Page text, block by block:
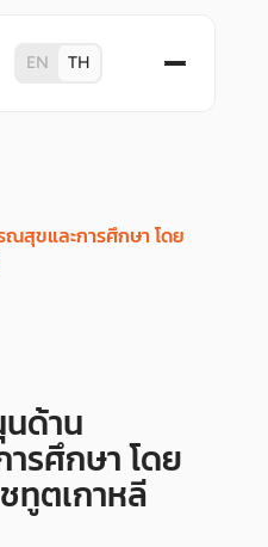
EN TH
ณสุขและการศึกษา โดย
ด้าน
รศึกษา โดย
ทูตเกาหลี